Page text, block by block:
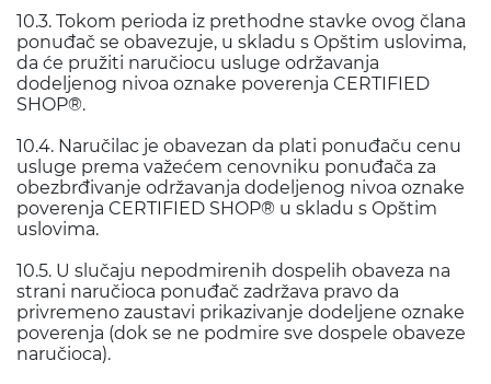
10.3. Tokom perioda iz prethodne stavke ovog člana
ponuđač se obavezuje, u skladu s Opštim uslovima,
da će pružiti naručiocu usluge održavanja
dodeljenog nivoa oznake poverenja CERTIFIED
SHOP®.
10.4. Naručilac je obavezan da plati ponuđaču cenu
usluge prema važećem cenovniku ponuđača za
obezbrđivanje održavanja dodeljenog nivoa oznake
poverenja CERTIFIED SHOP® u skladu s Opštim
uslovima.
10.5. U slučaju nepodmirenih dospelih obaveza na
strani naručioca ponuđač zadržava pravo da
privremeno zaustavi prikazivanje dodeljene oznake
poverenja (dok se ne podmire sve dospele obaveze
naručioca).